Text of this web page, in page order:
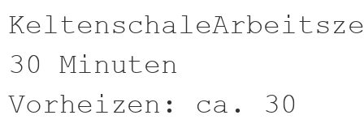
30 Minuten
Vorheizen: ca. 30